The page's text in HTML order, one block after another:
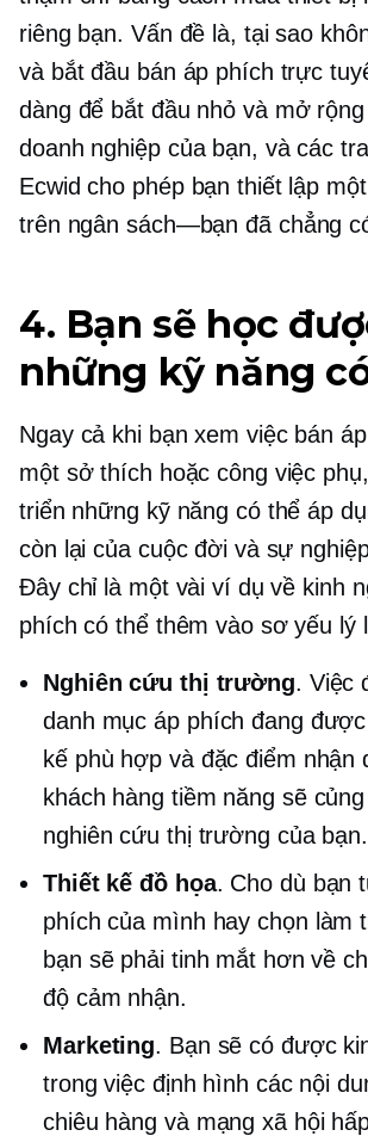
riêng bạn. Vấn đề là, tại sao
và bắt đầu bán áp phích trực
dàng để bắt đầu nhỏ và mở
doanh nghiệp của bạn, và các
Ecwid cho phép bạn thiết lập
trên ngân sách—bạn đãchẳng
4. Bạn sẽ học
những kỹ năng
Ngay cả khi bạn xem việc bán
một sở thích hoặc công việc
triển những kỹ năng có thể áp
còn lại của cuộc đời và sự
Đây chỉ là một vài ví dụ về kinh
phích có thể thêm vào sơ yếu lý
Nghiên cứu thị trường. Việc
danh mục áp phích đang
kế phù hợp và đặc điểm nhận
khách hàng tiềm năng sẽ
nghiên cứu thị trường của bạn.
Thiết kế đồ họa. Cho dù bạn
phích của mình hay chọn làm
bạn sẽ phải tinh mắt hơn về
độ cảm nhận.
Marketing. Bạn sẽ có được
trong việc định hình các nội
chiêu hàng và mạng xã hội